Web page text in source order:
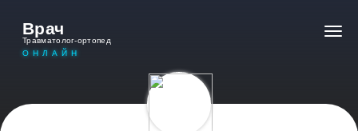
Врач
Травматолог-ортопед
ОНЛАЙН